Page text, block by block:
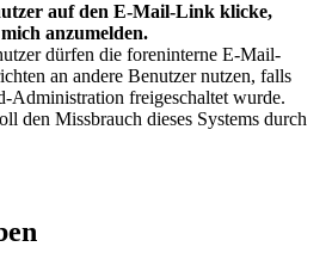
auf den E-Mail-Link klicke,
anzumelden.
dürfen die foreninterne E-Mail-
an andere Benutzer nutzen, falls
Administration freigeschaltet wurde.
den Missbrauch dieses Systems durch